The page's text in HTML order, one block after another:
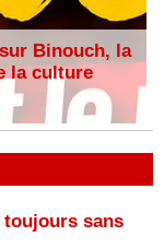
Binouch, la
la culture
toujours sans